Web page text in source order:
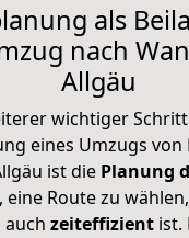
als
nach
Allgäu
wichtiger
eines Umzugs von
ist die Planung
eine Route zu
auch zeiteffizientist.